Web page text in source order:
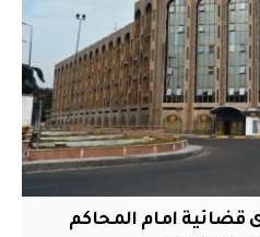
امام المحاكم